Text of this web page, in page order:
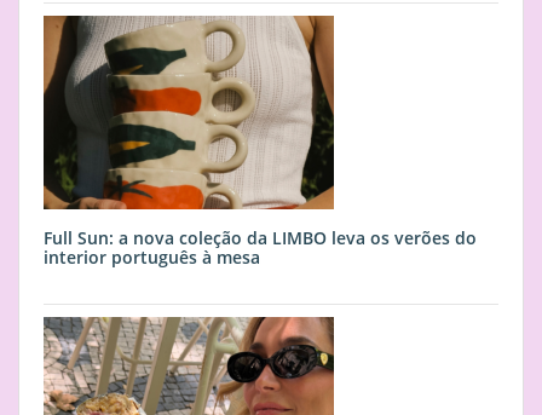
Full Sun: a nova coleção da LIMBO leva os verões do
interior português à mesa